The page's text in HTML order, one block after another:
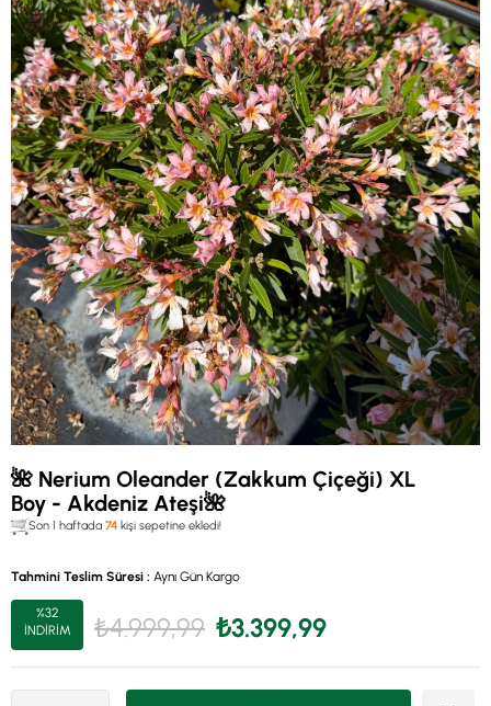
›
🌺 Nerium Oleander (Zakkum Çiçeği) XL
Boy - Akdeniz Ateşi🌺
Son 1 haftada 74 kişi sepetine ekledi!
Tahmini Teslim Süresi : Aynı Gün Kargo
%32
İNDIRIM
₺4.999,99 ₺3.399,99